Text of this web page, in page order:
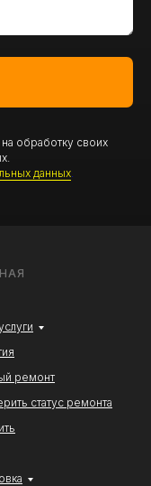
обработку своих
данных
ремонт
статус ремонта